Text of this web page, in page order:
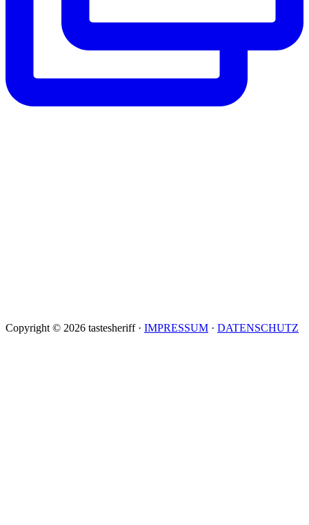
Copyright © 2026 tastesheriff · IMPRESSUM · DATENSCHUTZ